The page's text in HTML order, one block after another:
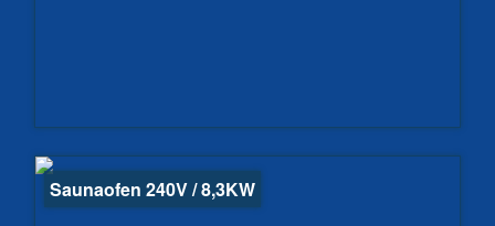
Saunaofen 240V / 8,3KW